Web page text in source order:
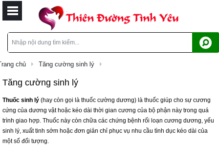
chủ Tăng cường sinh lý
Tăng cường sinh lý
Thuốc sinh lý (hay còn gọi là thuốc cường dương) là thuốc giúp cho sự cương
cứng của dương vậthoặc kéo dài thời gian cương của bộ phận này trong quá
trình giao hợp. Thuốc này còn chữa các chứng bệnh rối loạn cương dương, yếu
sinh lý, xuất tinh sớm hoặc đơn giản chỉ phục vụ nhu cầu tình dục kéo dài của
một số đối tượng.